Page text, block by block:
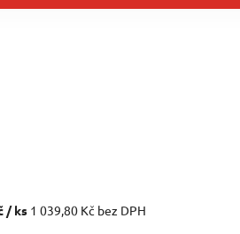
/ ks 1 039,80 Kč bez DPH